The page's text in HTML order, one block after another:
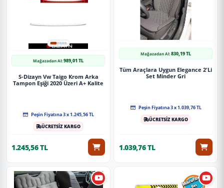
Mağazadan Al:989,01 TL
S-Dizayn Vw Taigo Krom Arka
Tampon Eşiği 2020 Üzeri A+ Kalite
Peşin Fiyatına 3 x 1.245,56 TL
ÜCRETSİZ KARGO
1.245,56 TL
Mağazadan Al:830,19 TL
Tüm Araçlara Uygun Elegance 2'Li
Set Minder Gri
Peşin Fiyatına 3 x 1.039,76 TL
ÜCRETSİZ KARGO
1.039,76 TL